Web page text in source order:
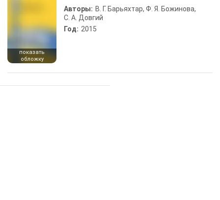
показать
обложку
Авторы: В. Г. Барьяхтар, Ф. Я. Божинова,
С. А. Довгий
Год: 2015